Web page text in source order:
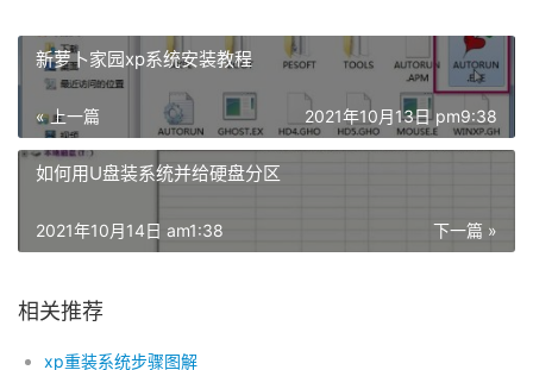
新萝卜家园xp系统安装教程
« 上一篇 2021年10月13日 pm9:38
如何用U盘装系统并给硬盘分区
下一篇 »
2021年10月14日 am1:38
相关推荐
xp重装系统步骤图解